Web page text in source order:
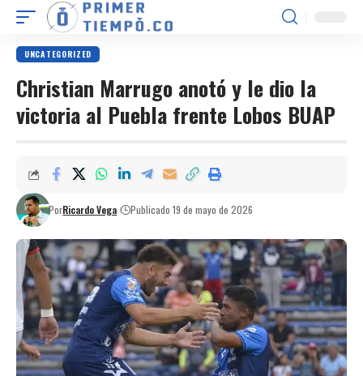
UNCATEGORIZED
Christian Marrugo anotó y le dio la
victoria al Puebla frente Lobos BUAP
PorRicardo Vega Publicado 19 de mayo de 2026